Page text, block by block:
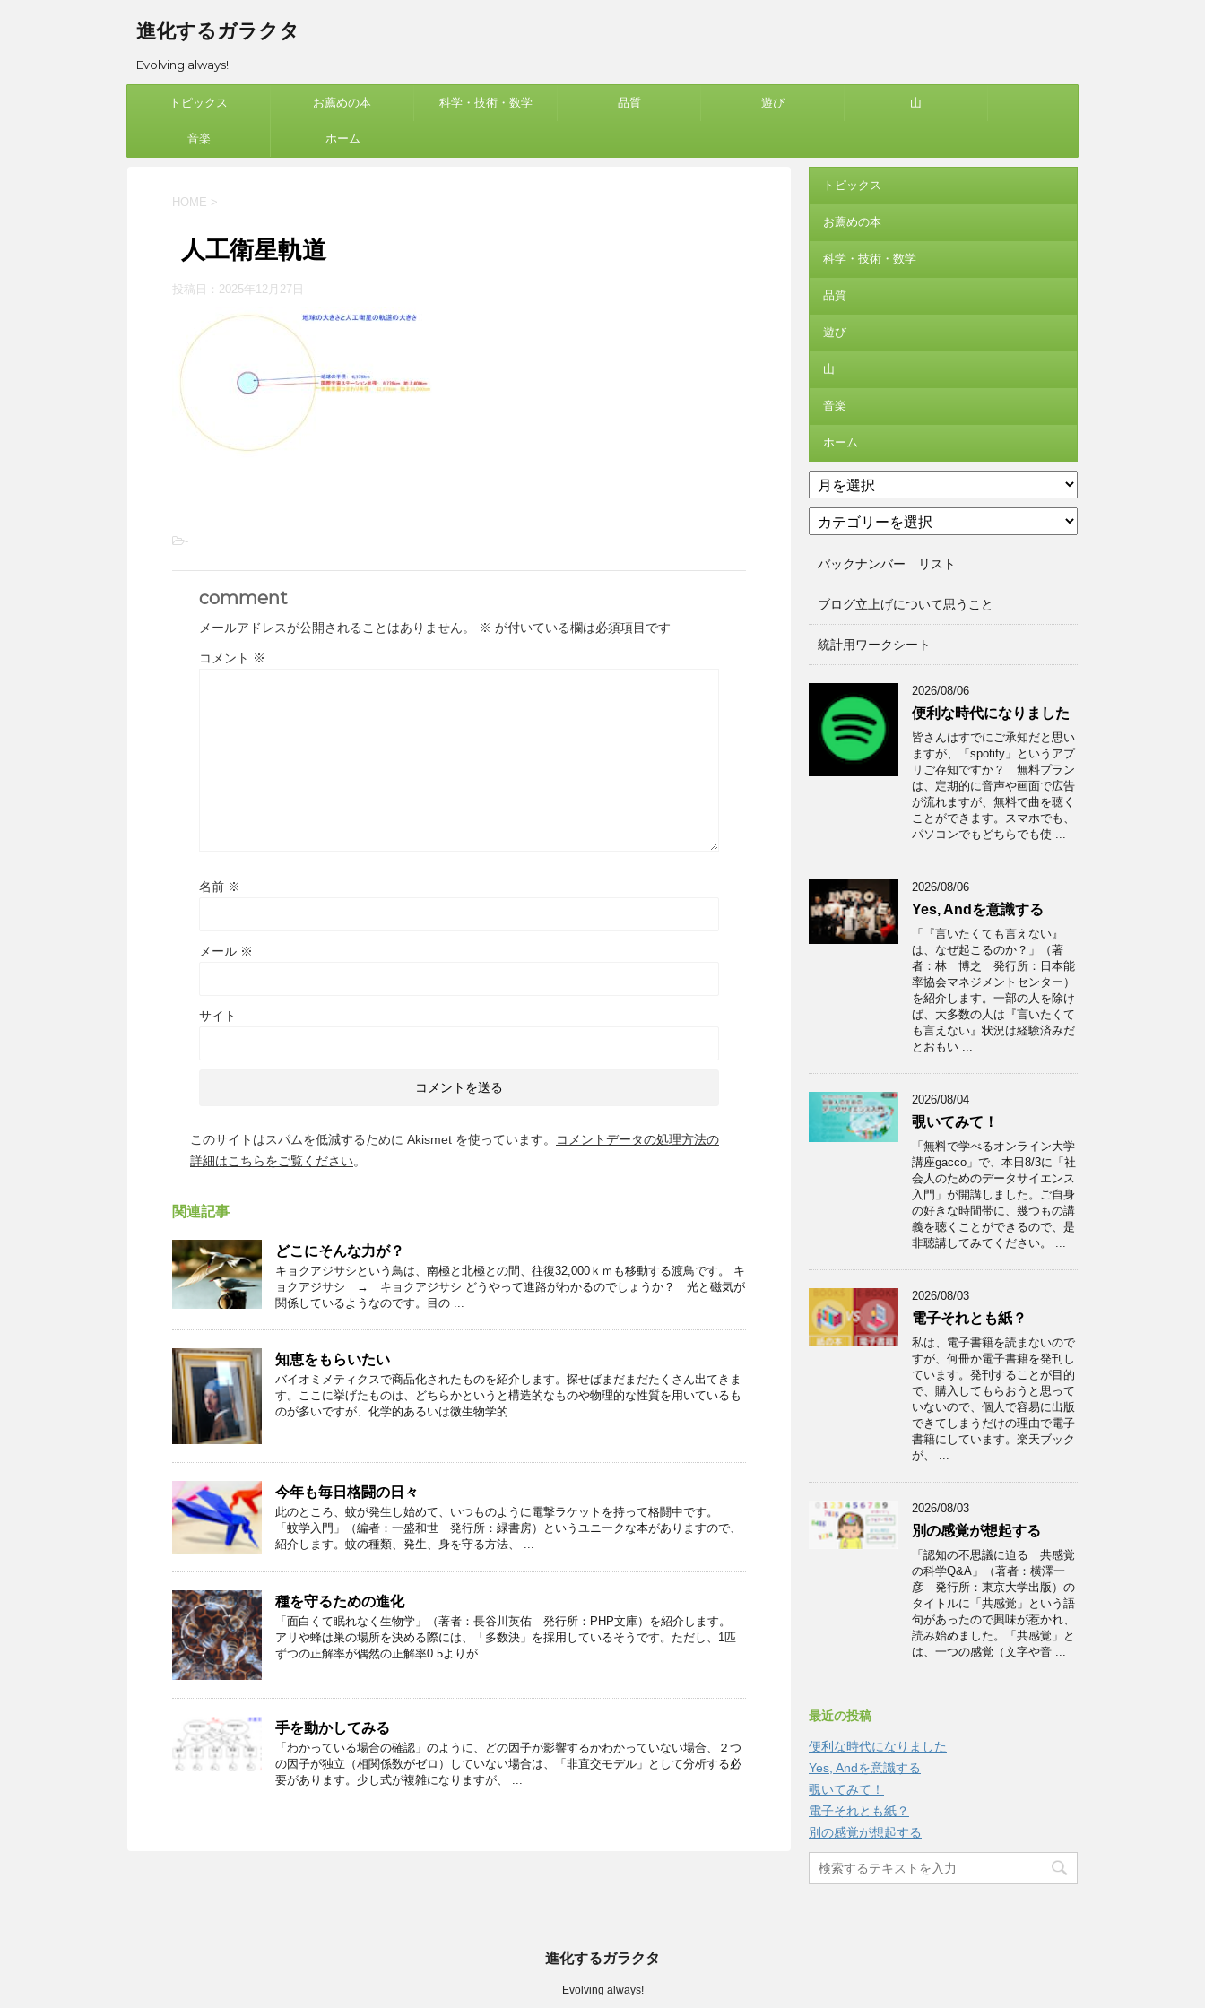
進化するガラクタ
Evolving always!
トピックス お薦めの本 科学・技術・数学 品質 遊び 山
音楽 ホーム
HOME >
人工衛星軌道
投稿日： 2025年12月27日
-
comment
メールアドレスが公開されることはありません。 ※ が付いている欄は必須項目です
コメント ※
名前 ※
メール ※
サイト
このサイトはスパムを低減するために Akismet を使っています。
コメントデータの処理方法の
詳細はこちらをご覧ください。
関連記事
どこにそんな力が？
キョクアジサシという鳥は、南極と北極との間、往復32,000ｋｍも移動する渡鳥です。 キ
ョクアジサシ → キョクアジサシ どうやって進路がわかるのでしょうか？ 光と磁気が
関係しているようなのです。目の ...
知恵をもらいたい
バイオミメティクスで商品化されたものを紹介します。探せばまだまだたくさん出てきま
す。ここに挙げたものは、どちらかというと構造的なものや物理的な性質を用いているも
のが多いですが、化学的あるいは微生物学的 ...
今年も毎日格闘の日々
此のところ、蚊が発生し始めて、いつものように電撃ラケットを持って格闘中です。
「蚊学入門」（編者：一盛和世 発行所：緑書房）というユニークな本がありますので、
紹介します。蚊の種類、発生、身を守る方法、 ...
種を守るための進化
「面白くて眠れなく生物学」（著者：長谷川英佑 発行所：PHP文庫）を紹介します。
アリや蜂は巣の場所を決める際には、「多数決」を採用しているそうです。ただし、1匹
ずつの正解率が偶然の正解率0.5よりが ...
手を動かしてみる
「わかっている場合の確認」のように、どの因子が影響するかわかっていない場合、２つ
の因子が独立（相関係数がゼロ）していない場合は、「非直交モデル」として分析する必
要があります。少し式が複雑になりますが、 ...
トピックス
お薦めの本
科学・技術・数学
品質
遊び
山
音楽
ホーム
ア
ー
イ
テ
リバックナンバー リスト
ブログ立上げについて思うこと
統計用ワークシート
2026/08/06
便利な時代になりました
皆さんはすでにご承知だと思い
ますが、「spotify」というアプ
リご存知ですか？ 無料プラン
は、定期的に音声や画面で広告
が流れますが、無料で曲を聴く
ことができます。スマホでも、
パソコンでもどちらでも使 ...
2026/08/06
Yes, Andを意識する
「『言いたくても言えない』
は、なぜ起こるのか？」（著
者：林 博之 発行所：日本能
率協会マネジメントセンター）
を紹介します。一部の人を除け
ば、大多数の人は『言いたくて
も言えない』状況は経験済みだ
とおもい ...
2026/08/04
覗いてみて！
「無料で学べるオンライン大学
講座gacco」で、本日8/3に「社
会人のためのデータサイエンス
入門」が開講しました。ご自身
の好きな時間帯に、幾つもの講
義を聴くことができるので、是
非聴講してみてください。 ...
2026/08/03
電子それとも紙？
私は、電子書籍を読まないので
すが、何冊か電子書籍を発刊し
ています。発刊することが目的
で、購入してもらおうと思って
いないので、個人で容易に出版
できてしまうだけの理由で電子
書籍にしています。楽天ブック
が、 ...
2026/08/03
別の感覚が想起する
「認知の不思議に迫る 共感覚
の科学Q&A」（著者：横澤一
彦 発行所：東京大学出版）の
タイトルに「共感覚」という語
句があったので興味が惹かれ、
読み始めました。「共感覚」と
は、一つの感覚（文字や音 ...
最近の投稿
便利な時代になりました
Yes, Andを意識する
覗いてみて！
電子それとも紙？
別の感覚が想起する
進化するガラクタ
Evolving always!